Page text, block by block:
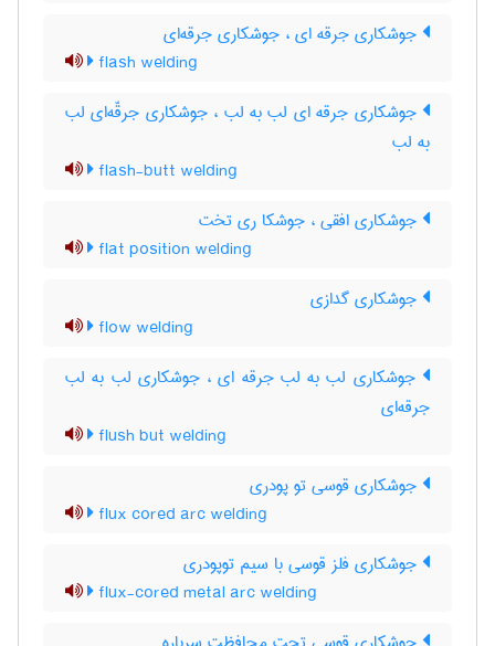
جوشکاری جرقه ای ، جوشکاری جرقه‌ای
flash welding
جوشکاری جرقه ای لب به لب ، جوشکاری جرقّه‌ای لب
به لب
flash-butt welding
جوشکاری افقی ، جوشکا ری تخت
flat position welding
جوشکاری گدازی
flow welding
جوشکاری لب به لب جرقه ای ، جوشکاری لب به لب
جرقه‌ای
flush but welding
جوشکاری قوسی تو پودری
flux cored arc welding
جوشکاری فلز قوسی با سیم توپودری
flux-cored metal arc welding